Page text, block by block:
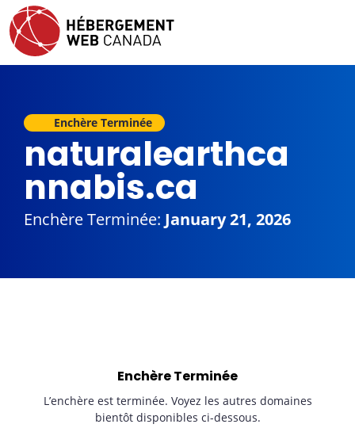
Enchère Terminée
naturalearthca
nnabis.ca
Enchère Terminée: January 21, 2026
Enchère Terminée
L’enchère est terminée. Voyez les autres domaines
bientôt disponibles ci-dessous.